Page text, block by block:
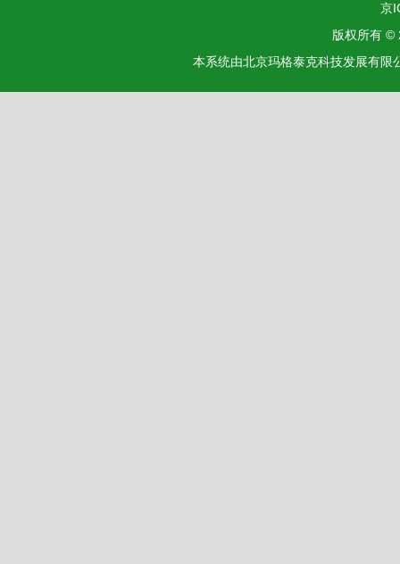
京
版权所有 ©
本系统由北京玛格泰克科技发展有